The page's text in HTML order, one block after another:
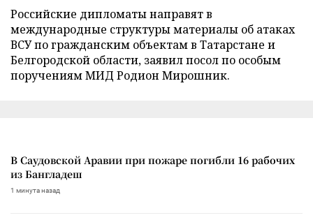
Российские дипломаты направят в
международные структуры материалы об атаках
ВСУ по гражданским объектам в Татарстане и
Белгородской области, заявил посол по особым
поручениям МИД Родион Мирошник.
В Саудовской Аравии при пожаре погибли 16 рабочих
из Бангладеш
1 минута назад